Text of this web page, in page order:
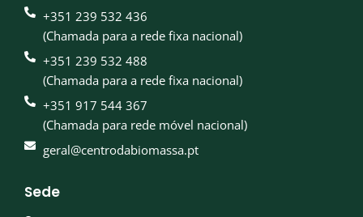
+351 239 532 436
(Chamada para a rede fixa nacional)
+351 239 532 488
(Chamada para a rede fixa nacional)
+351 917 544 367
(Chamada para rede móvel nacional)
geral@centrodabiomassa.pt
Sede